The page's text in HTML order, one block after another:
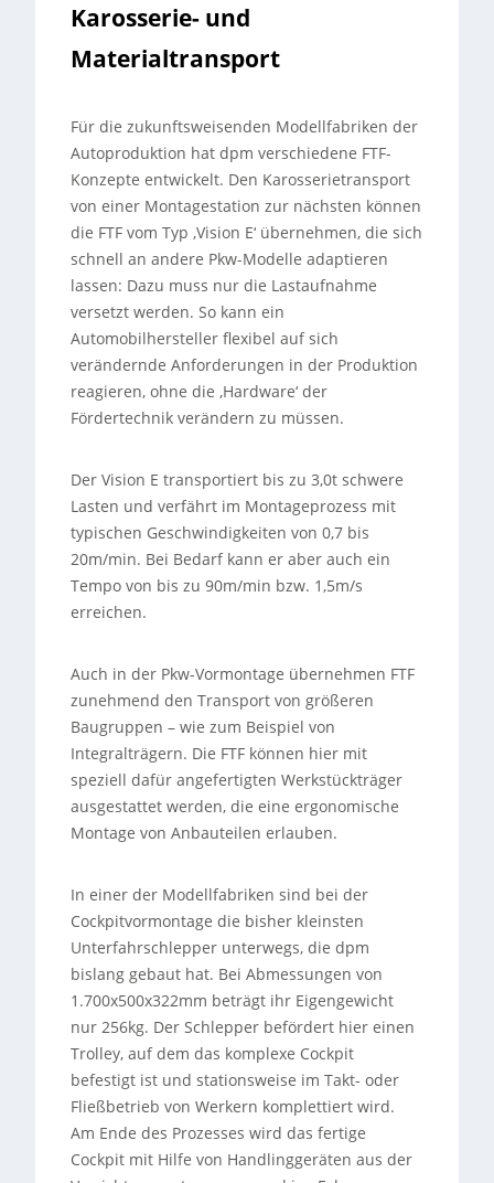
Karosserie- und
Materialtransport
Für die zukunftsweisenden Modellfabriken der
Autoproduktion hat dpm verschiedene FTF-
Konzepte entwickelt. Den Karosserietransport
von einer Montagestation zur nächsten können
die FTF vom Typ ‚Vision E‘ übernehmen, die sich
schnell an andere Pkw-Modelle adaptieren
lassen: Dazu muss nur die Lastaufnahme
versetzt werden. So kann ein
Automobilhersteller flexibel auf sich
verändernde Anforderungen in der Produktion
reagieren, ohne die ‚Hardware‘ der
Fördertechnik verändern zu müssen.
Der Vision E transportiert bis zu 3,0t schwere
Lasten und verfährt im Montageprozess mit
typischen Geschwindigkeiten von 0,7 bis
20m/min. Bei Bedarf kann er aber auch ein
Tempo von bis zu 90m/min bzw. 1,5m/s
erreichen.
Auch in der Pkw-Vormontage übernehmen FTF
zunehmend den Transport von größeren
Baugruppen – wie zum Beispiel von
Integralträgern. Die FTF können hier mit
speziell dafür angefertigten Werkstückträger
ausgestattet werden, die eine ergonomische
Montage von Anbauteilen erlauben.
In einer der Modellfabriken sind bei der
Cockpitvormontage die bisher kleinsten
Unterfahrschlepper unterwegs, die dpm
bislang gebaut hat. Bei Abmessungen von
1.700x500x322mm beträgt ihr Eigengewicht
nur 256kg. Der Schlepper befördert hier einen
Trolley, auf dem das komplexe Cockpit
befestigt ist und stationsweise im Takt- oder
Fließbetrieb von Werkern komplettiert wird.
Am Ende des Prozesses wird das fertige
Cockpit mit Hilfe von Handlinggeräten aus der